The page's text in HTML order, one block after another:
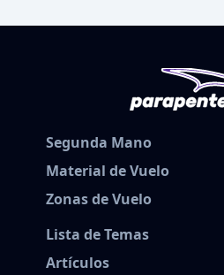
Segunda Mano
Material de Vuelo
Zonas de Vuelo
Lista de Temas
Artículos